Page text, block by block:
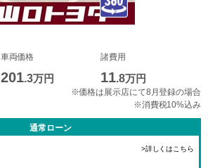
車両価格
201.3万円
諸費用
11.8万円
※価格は展示店にて8月登録の場合
※消費税10%込み
通常ローン
>詳しくはこちら